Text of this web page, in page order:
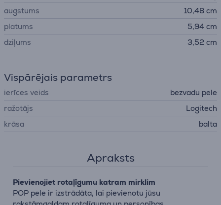
augstums
10,48 cm
platums
5,94 cm
dziļums
3,52 cm
Vispārējais parametrs
ierīces veids
bezvadu pele
ražotājs
Logitech
krāsa
balta
Apraksts
Pievienojiet rotaļīgumu katram mirklim
POP pele ir izstrādāta, lai pievienotu jūsu